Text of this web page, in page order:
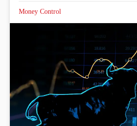
Money Control